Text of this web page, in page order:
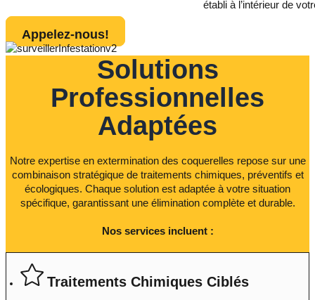
établi à l’intérieur de
Appelez-nous!
Solutions
Professionnelles
Adaptées
Notre expertise en extermination des coquerelles repose sur une
combinaison stratégique de traitements chimiques, préventifs et
écologiques. Chaque solution est adaptée à votre situation
spécifique, garantissant une élimination complète et durable.
Nos services incluent :
Traitements Chimiques Ciblés